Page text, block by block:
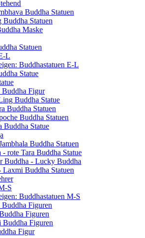
Buddha Statuen
Buddha Statuen
Maske
Statuen
L
Buddhastatuen E-L
Statue
Buddha Figur
Buddha Statue
Buddha Statuen
Buddha Statuen
Buddha Statue
Buddha Statuen
rote Tara Buddha Statue
Buddha - Lucky Buddha
Laxmi Buddha Statuen
S
Buddhastatuen M-S
Buddha Figuren
Figuren
Buddha Figuren
Figur